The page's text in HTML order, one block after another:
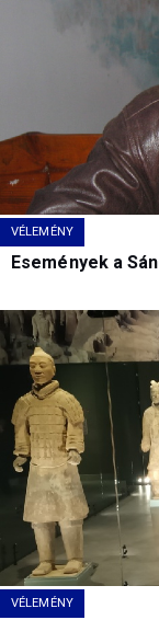
VÉLEMÉNY
Események a
VÉLEMÉNY